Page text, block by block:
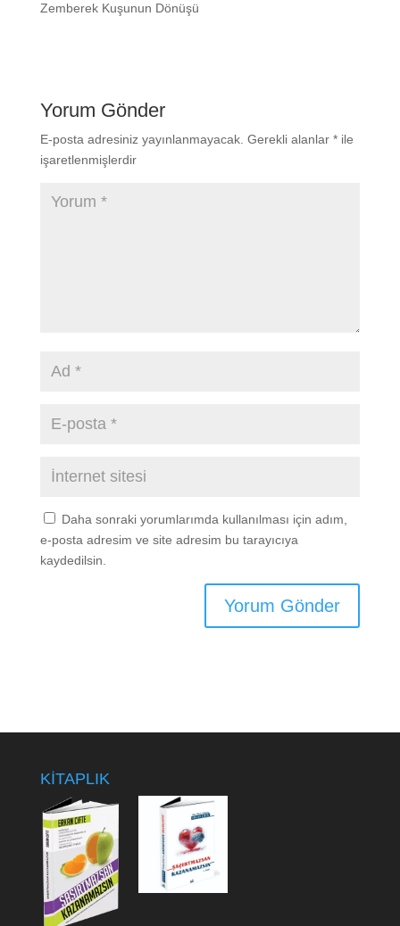
Zemberek Kuşunun Dönüşü
Yorum Gönder
E-posta adresiniz yayınlanmayacak. Gerekli alanlar *ile
işaretlenmişlerdir
Daha sonraki yorumlarımda kullanılması için adım,
e-posta adresim ve site adresim bu tarayıcıya
kaydedilsin.
KİTAPLIK